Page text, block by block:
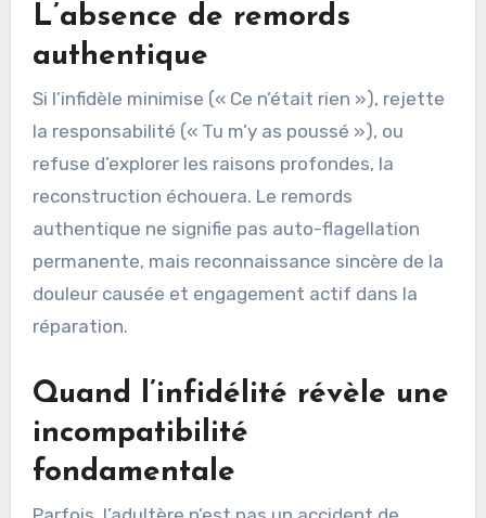
L’absence de remords
authentique
Si l’infidèle minimise (« Ce n’était rien »), rejette
la responsabilité (« Tu m’y as poussé »), ou
refuse d’explorer les raisons profondes, la
reconstruction échouera. Le remords
authentique ne signifie pas auto-flagellation
permanente, mais reconnaissance sincère de la
douleur causée et engagement actif dans la
réparation.
Quand l’infidélité révèle une
incompatibilité
fondamentale